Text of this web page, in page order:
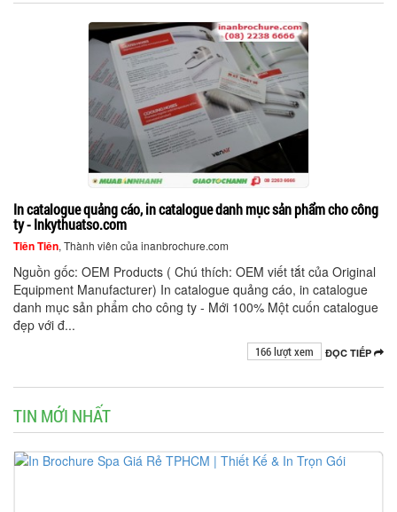
In catalogue quảng cáo, in catalogue danh mục sản phẩm cho công
ty - Inkythuatso.com
Tiên Tiên, Thành viên của inanbrochure.com
Nguồn gốc: OEM Products ( Chú thích: OEM viết tắt của Original
Equipment Manufacturer) In catalogue quảng cáo, in catalogue
danh mục sản phẩm cho công ty - Mới 100% Một cuốn catalogue
đẹp với đ...
ĐỌC TIẾP
166 lượt xem
TIN MỚI NHẤT